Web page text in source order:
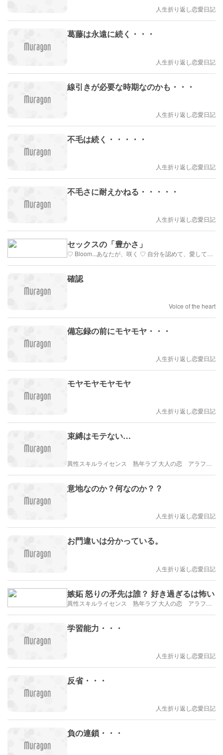
人生折り返し恋愛日記
葛藤は永遠に続く・・・
人生折り返し恋愛日記
線引きが必要な時期なのかも・・・
人生折り返し恋愛日記
不毛は続く・・・・・
人生折り返し恋愛日記
不毛さに耐えかねる・・・・・
人生折り返し恋愛日記
セックスの「豊かさ」
確認
Voice of the heart
備忘録の前にモヤモヤ・・・
人生折り返し恋愛日記
モヤモヤモヤモヤ
人生折り返し恋愛日記
束縛はモテない…
意地なのか？何なのか？？
人生折り返し恋愛日記
お門違いは分かっている。
人生折り返し恋愛日記
嫉妬 怒りの矛先は誰？ 好き過ぎるは怖い
学習能力・・・
人生折り返し恋愛日記
反省・・・
人生折り返し恋愛日記
負の連鎖・・・